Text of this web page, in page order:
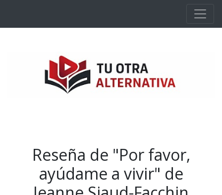
Reseña de "Por favor,
ayúdame a vivir" de